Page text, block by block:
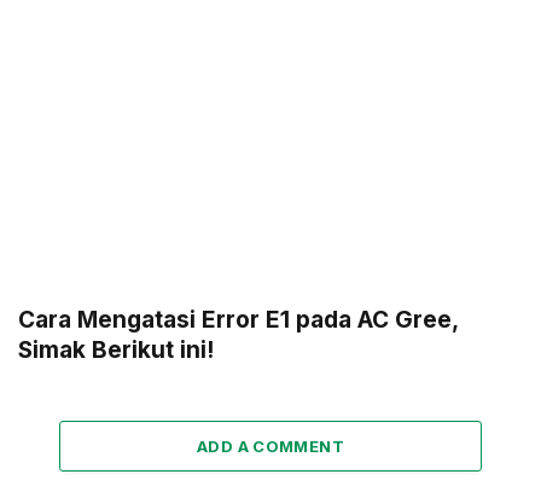
Cara Mengatasi Error E1 pada AC Gree,
Simak Berikut ini!
ADD A COMMENT